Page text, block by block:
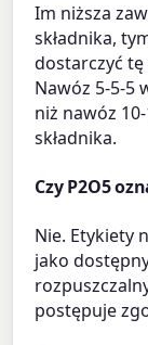
Im niższa
składnika,
dostarczyć tę
Nawóz 5-5-5
niż nawóz
składnika.
Czy P2O5
Nie. Etykiety
jako
postępuje